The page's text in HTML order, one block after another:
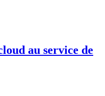
au service de